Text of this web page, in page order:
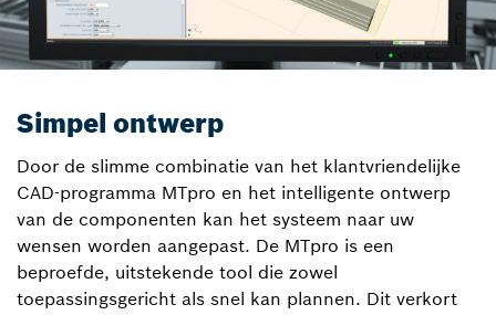
Simpel ontwerp
Door de slimme combinatie van het klantvriendelijke
CAD-programma MTpro en het intelligente ontwerp
van de componenten kan het systeem naar uw
wensen worden aangepast. De MTpro is een
beproefde, uitstekende tool die zowel
toepassingsgericht als snel kan plannen. Dit verkort